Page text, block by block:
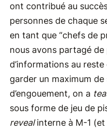
ont contribué au
personnes de chaque
en tant que “chefs de
nous avons partagé de
d’informations au reste
garder un maximum de
d’engouement, on a
sous forme de jeu de
revealinterne à M-1 (et